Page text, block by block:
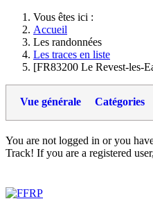
Vous êtes ici :
Accueil
Les randonnées
Les traces en liste
[FR83200 Le Revest-les-
Vue générale Catégories
You are not logged in or you
Track! If you are a registered